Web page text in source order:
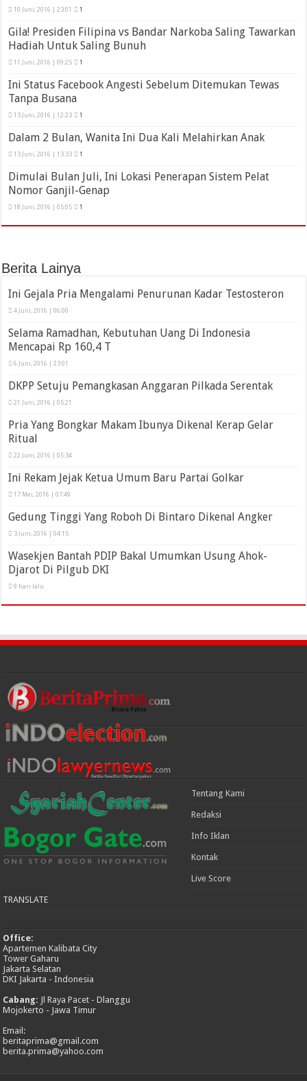
10 Juni, 2016 | 23:01 1
Gila! Presiden Filipina vs Bandar Narkoba Saling Tawarkan
Hadiah Untuk Saling Bunuh
11 Juni, 2016 | 09:25 1
Ini Status Facebook Angesti Sebelum Ditemukan Tewas
Tanpa Busana
13 Juni, 2016 | 12:23 1
Dalam 2 Bulan, Wanita Ini Dua Kali Melahirkan Anak
13 Juni, 2016 | 13:33 1
Dimulai Bulan Juli, Ini Lokasi Penerapan Sistem Pelat
Nomor Ganjil-Genap
18 Juni, 2016 | 05:05 1
Berita Lainya
Ini Gejala Pria Mengalami Penurunan Kadar Testosteron
4 Juni, 2016 | 06:00
Selama Ramadhan, Kebutuhan Uang Di Indonesia
Mencapai Rp 160,4 T
6 Juni, 2016 | 23:01
DKPP Setuju Pemangkasan Anggaran Pilkada Serentak
21 Juni, 2016 | 05:21
Pria Yang Bongkar Makam Ibunya Dikenal Kerap Gelar
Ritual
22 Juni, 2016 | 05:34
Ini Rekam Jejak Ketua Umum Baru Partai Golkar
17 Mei, 2016 | 07:49
Gedung Tinggi Yang Roboh Di Bintaro Dikenal Angker
3 Juni, 2016 | 04:15
Wasekjen Bantah PDIP Bakal Umumkan Usung Ahok-
Djarot Di Pilgub DKI
9 hari lalu
Tentang Kami
Redaksi
Info Iklan
Kontak
Live Score
TRANSLATE
Office:
Apartemen Kalibata City
Tower Gaharu
Jakarta Selatan
DKI Jakarta - Indonesia
Cabang: Jl Raya Pacet - Dlanggu
Mojokerto - Jawa Timur
Email:
beritaprima@gmail.com
berita.prima@yahoo.com